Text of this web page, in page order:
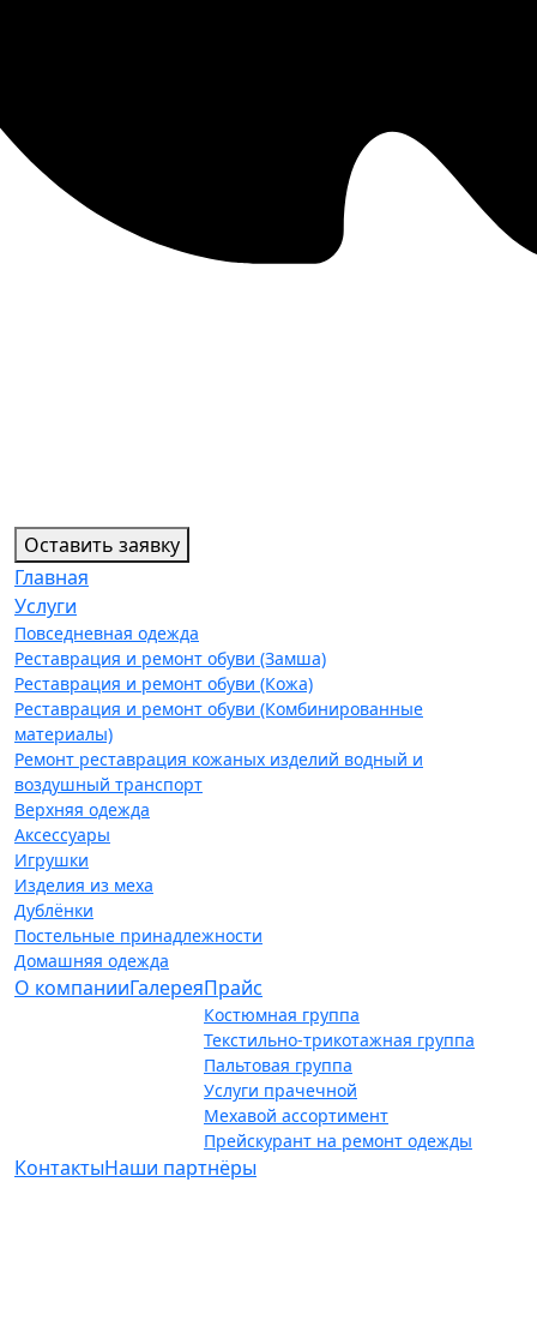
Оставить заявку
Главная
Услуги
Повседневная одежда
Реставрация и ремонт обуви (Замша)
Реставрация и ремонт обуви (Кожа)
Реставрация и ремонт обуви (Комбинированные
материалы)
Ремонт реставрация кожаных изделий водный и
воздушный транспорт
Верхняя одежда
Аксессуары
Игрушки
Изделия из меха
Дублёнки
Постельные принадлежности
Домашняя одежда
О компанииГалереяПрайс
Костюмная группа
Текстильно-трикотажная группа
Пальтовая группа
Услуги прачечной
Мехавой ассортимент
Прейскурант на ремонт одежды
КонтактыНаши партнёры